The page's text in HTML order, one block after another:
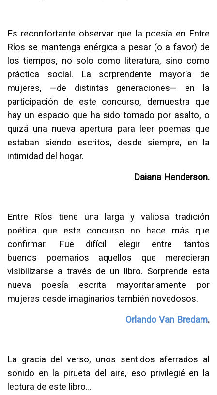
Es reconfortante observar que la poesía en Entre
Ríos se mantenga enérgica a pesar (o a favor) de
los tiempos, no solo como literatura, sino como
práctica social. La sorprendente mayoría de
mujeres, —de distintas generaciones— en la
participación de este concurso, demuestra que
hay un espacio que ha sido tomado por asalto, o
quizá una nueva apertura para leer poemas que
estaban siendo escritos, desde siempre, en la
intimidad del hogar.
Daiana Henderson.
Entre Ríos tiene una larga y valiosa tradición
poética que este concurso no hace más que
confirmar. Fue difícil elegir entre tantos
buenos poemarios aquellos que merecieran
visibilizarse a través de un libro. Sorprende esta
nueva poesía escrita mayoritariamente por
mujeres desde imaginarios también novedosos.
Orlando Van Bredam.
La gracia del verso, unos sentidos aferrados al
sonido en la pirueta del aire, eso privilegié en la
lectura de este libro…